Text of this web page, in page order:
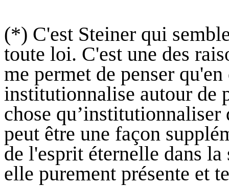
(*) C'est Steiner qui
toute loi. C'est une des
me permet de penser
institutionnalise autour de
chose
peut être une façon
de l'esprit éternelle dans
elle purement présente et